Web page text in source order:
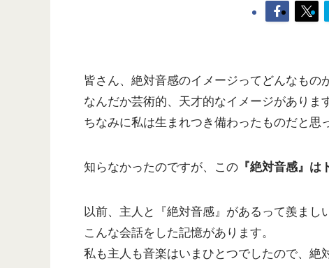
皆さん、絶対音感のイメージってどんなもの
なんだか芸術的、天才的なイメージがありま
ちなみに私は生まれつき備わったものだと思
知らなかったのですが、この 『絶対音感』
以前、主人と『絶対音感』があるって羨まし
こんな会話をした記憶があります。
私も主人も音楽はいまひとつでしたので、絶